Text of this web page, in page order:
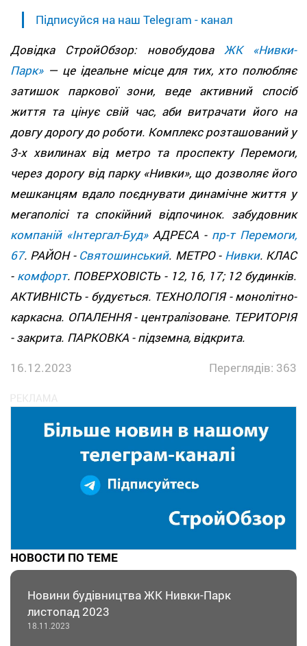
Підписуйся на наш Telegram - канал
Довідка СтройОбзор: новобудова ЖК «Нивки-
Парк»— це ідеальне місце для тих, хто полюбляє
затишок паркової зони, веде активний спосіб
життя та цінує свій час, аби витрачати його на
довгу дорогу до роботи. Комплекс розташований у
3-х хвилинах від метро та проспекту Перемоги,
через дорогу від парку «Нивки», що дозволяє його
мешканцям вдало поєднувати динамічне життя у
мегаполісі та спокійний відпочинок. забудовник
компаній «Інтергал-Буд»АДРЕСА - пр-т Перемоги,
67. РАЙОН - Святошинський. МЕТРО - Нивки. КЛАС
- комфорт. ПОВЕРХОВІСТЬ - 12, 16, 17; 12 будинків.
АКТИВНІСТЬ - будується. ТЕХНОЛОГІЯ - монолітно-
каркасна. ОПАЛЕННЯ - централізоване. ТЕРИТОРІЯ
- закрита. ПАРКОВКА - підземна, відкрита.
16.12.2023
Переглядів: 363
НОВОСТИ ПО ТЕМЕ
Новини будівництва ЖК Нивки-Парк
листопад 2023
18.11.2023